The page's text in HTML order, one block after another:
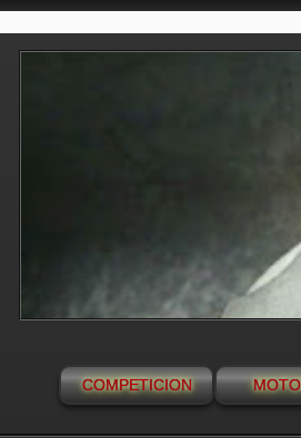
COMPETICION